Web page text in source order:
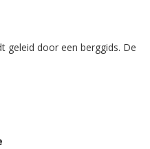
geleid door een berggids. De